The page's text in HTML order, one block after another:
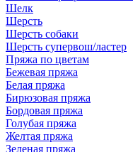
Шелк
Шерсть
Шерсть собаки
Шерсть супервош/ластер
Пряжа по цветам
Бежевая пряжа
Белая пряжа
Бирюзовая пряжа
Бордовая пряжа
Голубая пряжа
Желтая пряжа
Зеленая пряжа